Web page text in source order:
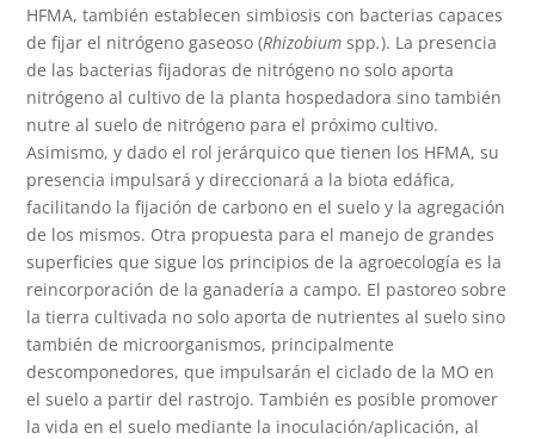
HFMA, también establecen simbiosis con bacterias capaces
de fijar el nitrógeno gaseoso (Rhizobiumspp.). La presencia
de las bacterias fijadoras de nitrógeno no solo aporta
nitrógeno al cultivo de la planta hospedadora sino también
nutre al suelo de nitrógeno para el próximo cultivo.
Asimismo, y dado el rol jerárquico que tienen los HFMA, su
presencia impulsará y direccionará a la biota edáfica,
facilitando la fijación de carbono en el suelo y la agregación
de los mismos. Otra propuesta para el manejo de grandes
superficies que sigue los principios de la agroecología es la
reincorporación de la ganadería a campo. El pastoreo sobre
la tierra cultivada no solo aporta de nutrientes al suelo sino
también de microorganismos, principalmente
descomponedores, que impulsarán el ciclado de la MO en
el suelo a partir del rastrojo. También es posible promover
la vida en el suelo mediante la inoculación/aplicación, al